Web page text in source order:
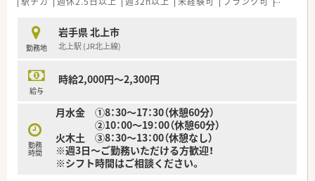
しみをもっていただける薬局作りを運営方針としています。
■新卒採用も積極的に行っており、教育制度として集合研修やe
ラーニングを活用し、若手も活躍できる環境が整っています。
勤務地
岩手県 北上市
北上駅 (JR北上線)
給与
時給2,000円～2,300円
勤務
時間
月水金 ①8：30～17：30（休憩60分）
②10：00～19：00（休憩60分）
火木土 ③8：30～13：00（休憩なし）
※週3日～ご勤務いただける方歓迎！
※シフト時間はご相談ください。